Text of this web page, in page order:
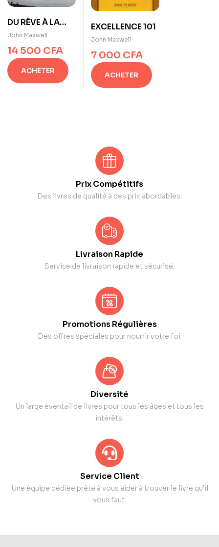
DU RÊVE À LA
RÉALITÉ (10
questions pour
mettre votre
rêve à l’épreuve
et le
John Maxwell
14 500 CFA
ACHETER
EXCELLENCE 101
John Maxwell
7 000 CFA
ACHETER
Prix Compétitifs
Des livres de qualité à des prix abordables.
Livraison Rapide
Service de livraison rapide et sécurisé.
Promotions Régulières
Des offres spéciales pour nourrir votre foi.
Diversité
Un large éventail de livres pour tous les âges et tous les
intérêts.
Service Client
Une équipe dédiée prête à vous aider à trouver le livre qu'il
vous faut.